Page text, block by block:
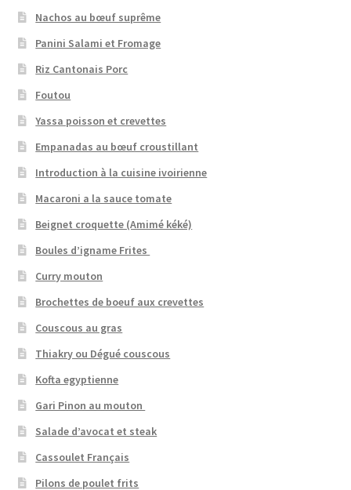
Nachos au bœuf suprême
Panini Salami et Fromage
Riz Cantonais Porc
Foutou
Yassa poisson et crevettes
Empanadas au bœuf croustillant
Introduction à la cuisine ivoirienne
Macaroni a la sauce tomate
Beignet croquette (Amimé kéké)
Boules d’igname Frites
Curry mouton
Brochettes de boeuf aux crevettes
Couscous au gras
Thiakry ou Dégué couscous
Kofta egyptienne
Gari Pinon au mouton
Salade d’avocat et steak
Cassoulet Français
Pilons de poulet frits